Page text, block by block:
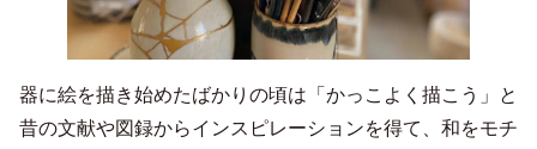
器に絵を描き始めたばかりの頃は「かっこよく描こう」と
昔の文献や図録からインスピレーションを得て、和をモチ